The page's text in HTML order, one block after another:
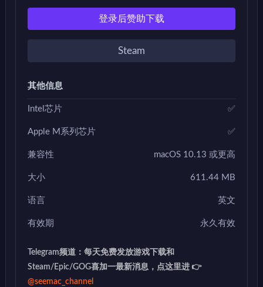
登录后赞助下载
Steam
其他信息
Intel芯片 ✅
Apple M系列芯片 ✅
兼容性 macOS 10.13 或更高
大小 611.44 MB
语言 英文
有效期 永久有效
Telegram频道：每天免费发放游戏下载和
Steam/Epic/GOG喜加一最新消息，点这里进 👉
@seemac_channel